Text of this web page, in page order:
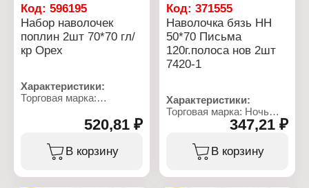
Код: 596195
Набор наволочек
поплин 2шт 70*70 гл/
кр Орех
Характеристики:
Торговая марка:
Тип товара: Набор
Размер: 70х70 см
Количество: 2 шт
гладкокрашеный
520,81 ₽
В корзину
Код:371555
Наволочка бязь НН
50*70 Письма
120г.полоса нов 2шт
7420-1
Характеристики:
Торговая марка: Ночь
Тип товара: Набор
наволочек
347,21 ₽
В корзину